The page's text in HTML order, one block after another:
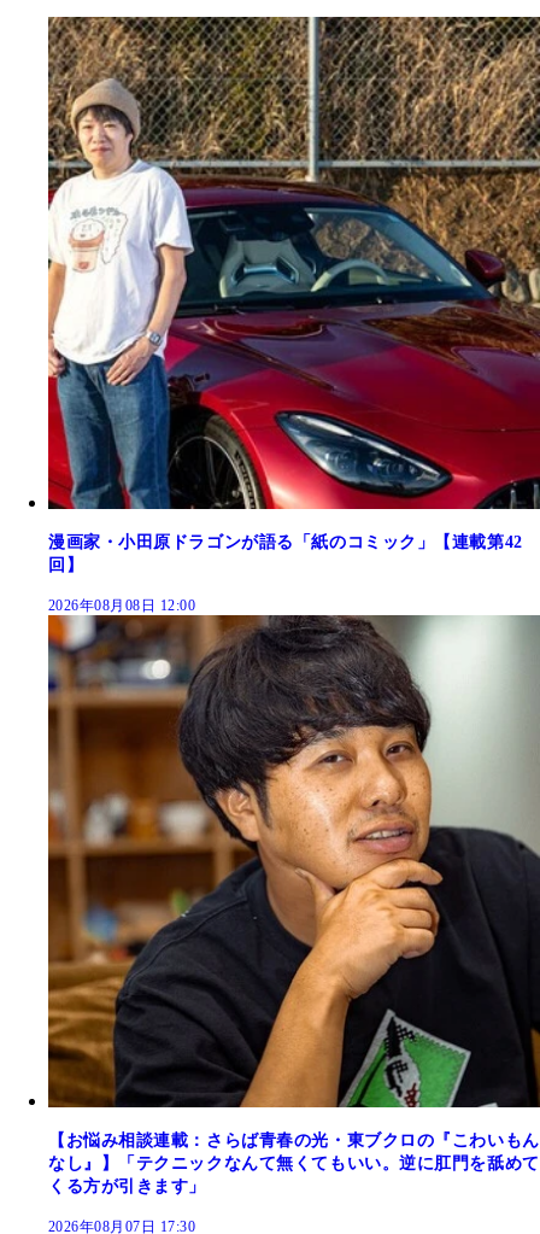
漫画家・小田原ドラゴンが語る「紙のコミック」【連載第42
回】
2026年08月08日 12:00
【お悩み相談連載：さらば青春の光・東ブクロの『こわいもん
なし』】「テクニックなんて無くてもいい。逆に肛門を舐めて
くる方が引きます」
2026年08月07日 17:30